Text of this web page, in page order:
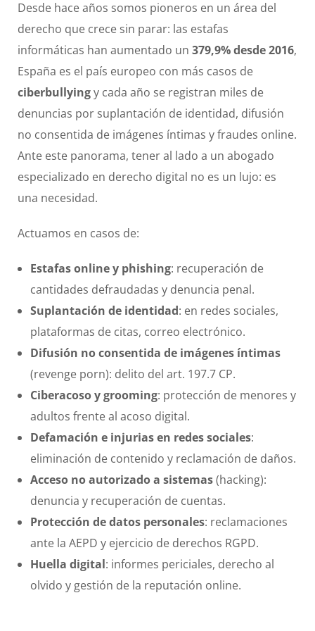
Desde hace años somos pioneros en un área del
derecho que crece sin parar: las estafas
informáticas han aumentado un 379,9% desde 2016,
España es el país europeo con más casos de
ciberbullyingy cada año se registran miles de
denuncias por suplantación de identidad, difusión
no consentida de imágenes íntimas y fraudes online.
Ante este panorama, tener al lado a un abogado
especializado en derecho digital no es un lujo: es
una necesidad.
Actuamos en casos de:
Estafas online y phishing: recuperación de
cantidades defraudadas y denuncia penal.
Suplantación de identidad: en redes sociales,
plataformas de citas, correo electrónico.
Difusión no consentida de imágenes íntimas
(revenge porn): delito del art. 197.7 CP.
Ciberacoso y grooming: protección de menores y
adultos frente al acoso digital.
Defamación e injurias en redes sociales:
eliminación de contenido y reclamación de daños.
Acceso no autorizado a sistemas(hacking):
denuncia y recuperación de cuentas.
Protección de datos personales: reclamaciones
ante la AEPD y ejercicio de derechos RGPD.
Huella digital: informes periciales, derecho al
olvido y gestión de la reputación online.